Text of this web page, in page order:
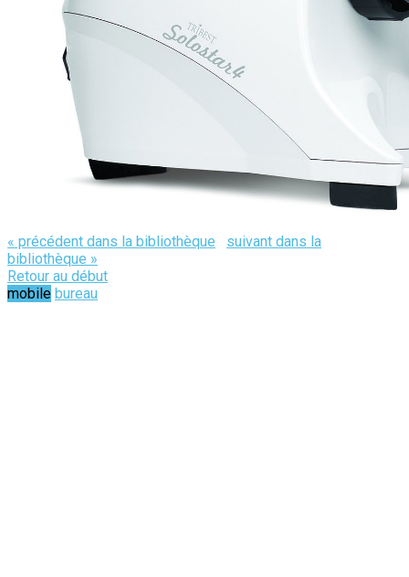
« précédent dans la bibliothèque
suivant dans la
bibliothèque »
Retour au début
mobile bureau